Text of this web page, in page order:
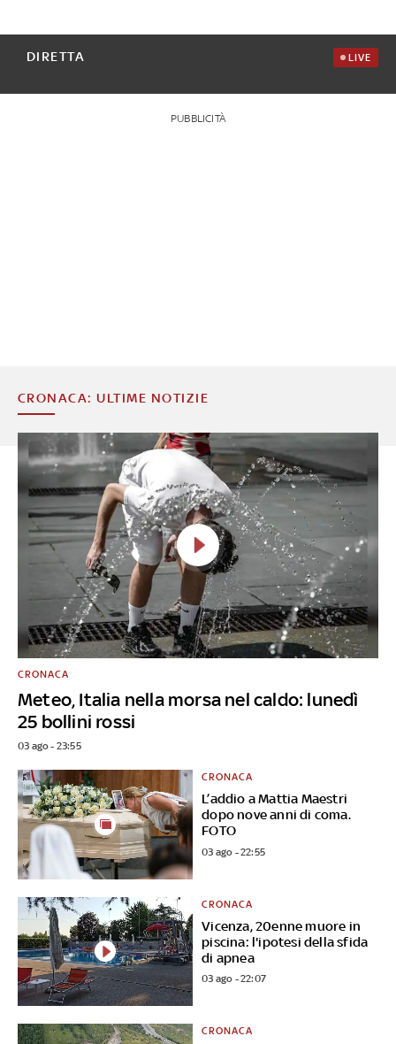
DIRETTA LIVE
PUBBLICITÀ
CRONACA: ULTIME NOTIZIE
Meteo, Italia nella morsa nel caldo: lunedì
25 bollini rossi
CRONACA
03 ago - 23:55
L’addio a Mattia Maestri
dopo nove anni di coma.
FOTO
CRONACA
03 ago - 22:55
Vicenza, 20enne muore in
piscina: l'ipotesi della sfida
di apnea
CRONACA
03 ago - 22:07
CRONACA